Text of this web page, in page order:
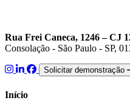
Rua Frei Caneca, 1246 – CJ
Consolação - São Paulo - SP,
Solicitar demonstração
Início